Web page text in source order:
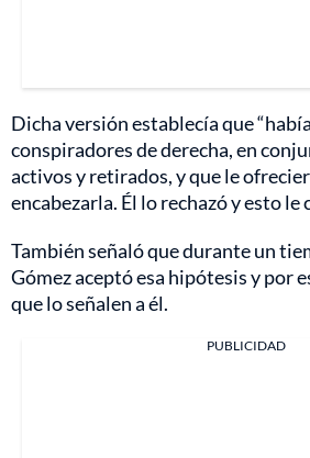
Dicha versión establecía que
conspiradores de derecha, en
activos y retirados, y que le
encabezarla. Él lo rechazó y esto le
También señaló que durante un
Gómez aceptó esa hipótesis y por
que lo señalen a él.
PUBLICIDAD